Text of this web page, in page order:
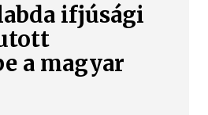
ifjúsági
a magyar